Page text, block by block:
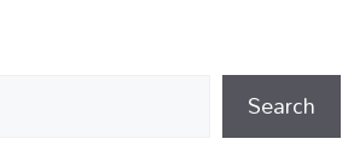
Search